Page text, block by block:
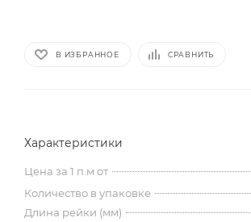
В ИЗБРАННОЕ СРАВНИТЬ
Характеристики
Цена за 1 п.м от
Количество в упаковке
Длина рейки (мм)